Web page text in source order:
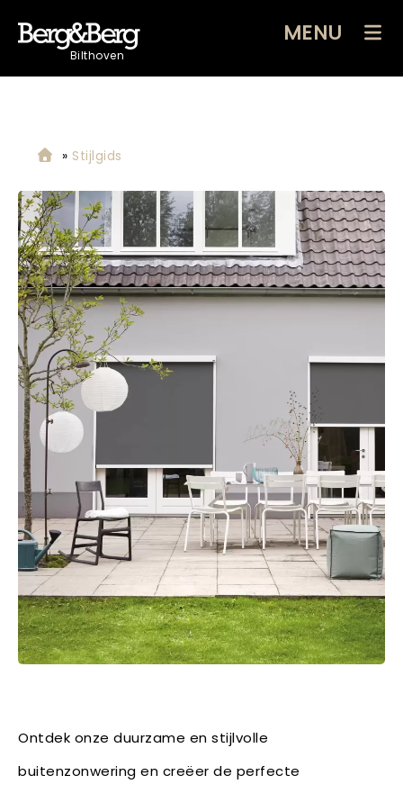
Bilthoven
MENU
» Stijlgids
Ontdek onze duurzame en stijlvolle
buitenzonwering en creëer de perfecte